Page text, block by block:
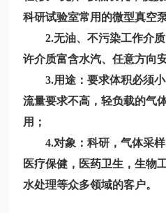
科研试验室常用的微型真空泵
2.无油、不污染工作介
许介质富含水汽、任意方向
3.用途：要求体积必须
流量要求不高，轻负载的气
用；
4.对象：科研，气体采
医疗保健，医药卫生，生物
水处理等众多领域的客户。